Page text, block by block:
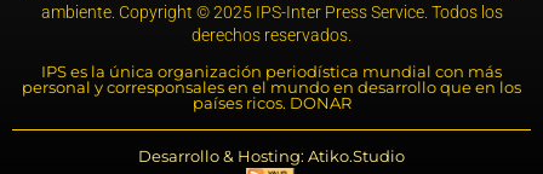
ambiente. Copyright © 2025 IPS-Inter Press Service. Todos los
derechos reservados.
IPS es la única organización periodística mundial con más
personal y corresponsales en el mundo en desarrollo que en los
países ricos. DONAR
Desarrollo & Hosting: Atiko.Studio